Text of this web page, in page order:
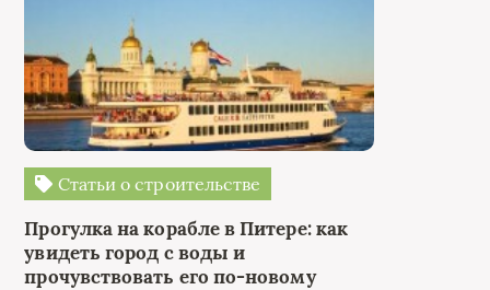
Статьи о строительстве
Прогулка на корабле в Питере: как
увидеть город с воды и
прочувствовать его по-новому